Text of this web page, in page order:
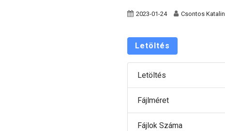
2023-01-24 Csontos Katalin
Letöltés
Letöltés
Fájlméret
Fájlok Száma